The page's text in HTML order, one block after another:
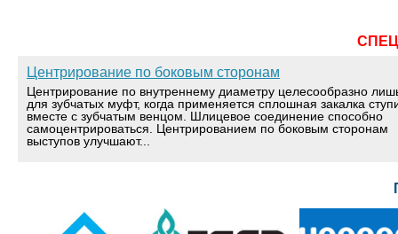
Центрирование по боковым сторонам
Центрирование по внутреннему диаметру целесообразно
для зубчатых муфт, когда применяется сплошная закалка
вместе с зубчатым венцом. Шлицевое соединение способно
самоцентрироваться. Центрированием по боковым сторонам
выступов улучшают...